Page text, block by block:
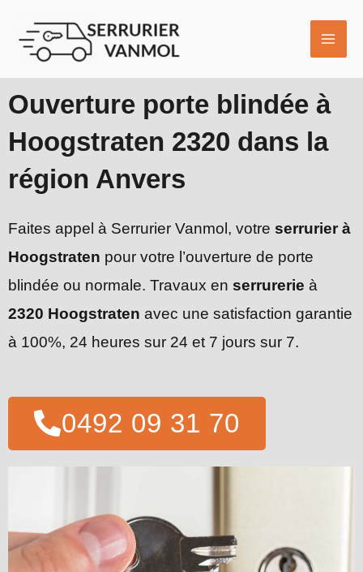
contenu
Ouverture porte blindée à
Hoogstraten 2320 dans la
région Anvers
Faites appel à Serrurier Vanmol, votre serrurier à
Hoogstraten pour votre l’ouverture de porte
blindée ou normale. Travaux en serrurerie à
2320 Hoogstraten avec une satisfaction garantie
à 100%, 24 heures sur 24 et 7 jours sur 7.
0492 09 31 70